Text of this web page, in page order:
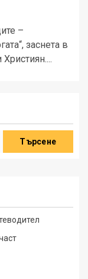
–
заснета в
Търсене